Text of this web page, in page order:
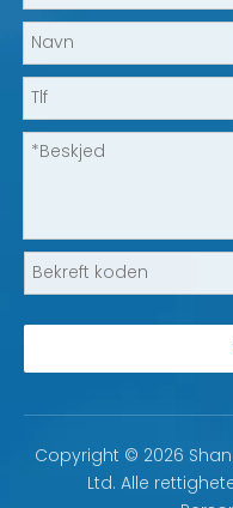
Copyright © 2026
Ltd. Alle